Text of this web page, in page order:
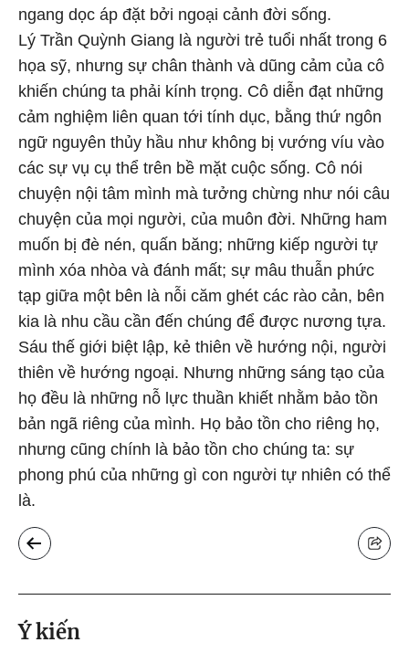
ngang dọc áp đặt bởi ngoại cảnh đời sống.
Lý Trần Quỳnh Giang là người trẻ tuổi nhất trong 6
họa sỹ, nhưng sự chân thành và dũng cảm của cô
khiến chúng ta phải kính trọng. Cô diễn đạt những
cảm nghiệm liên quan tới tính dục, bằng thứ ngôn
ngữ nguyên thủy hầu như không bị vướng víu vào
các sự vụ cụ thể trên bề mặt cuộc sống. Cô nói
chuyện nội tâm mình mà tưởng chừng như nói câu
chuyện của mọi người, của muôn đời. Những ham
muốn bị đè nén, quấn băng; những kiếp người tự
mình xóa nhòa và đánh mất; sự mâu thuẫn phức
tạp giữa một bên là nỗi căm ghét các rào cản, bên
kia là nhu cầu cần đến chúng để được nương tựa.
Sáu thế giới biệt lập, kẻ thiên về hướng nội, người
thiên về hướng ngoại. Nhưng những sáng tạo của
họ đều là những nỗ lực thuần khiết nhằm bảo tồn
bản ngã riêng của mình. Họ bảo tồn cho riêng họ,
nhưng cũng chính là bảo tồn cho chúng ta: sự
phong phú của những gì con người tự nhiên có thể
là.
Ý kiến